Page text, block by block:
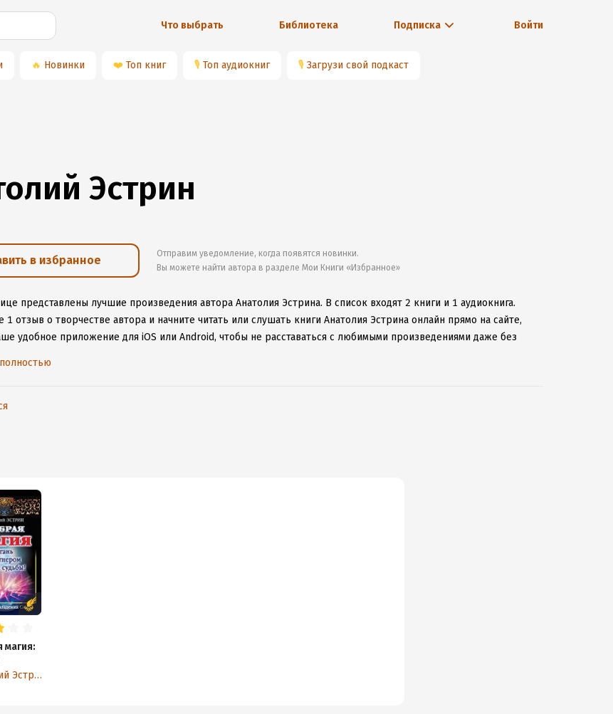
Что выбрать Библиотека Подписка Войти
🔥 Новинки ❤️ Топ книг 🎙 Топ аудиокниг 🎙 Загрузи свой подкаст
Эстрин
в избранное
Отправим уведомление, когда появятся новинки.
Вы можете найти автора в разделе Мои Книги «Избранное»
представлены лучшие произведения автора Анатолия Эстрина. В список входят 2 книги и 1 аудиокнига.
1 отзыв о творчестве автора и начните читать или слушать книги Анатолия Эстрина онлайн прямо на сайте,
удобное приложение для iOS или Android, чтобы не расставаться с любимыми произведениями даже без
магия:
Анатолий Эстрин